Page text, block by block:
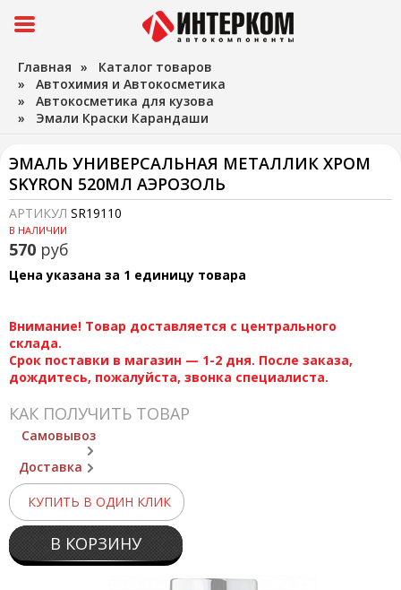
Главная » Каталог товаров
» Автохимия и Автокосметика
» Автокосметика для кузова
» Эмали Краски Карандаши
ЭМАЛЬ УНИВЕРСАЛЬНАЯ МЕТАЛЛИК ХРОМ
SKYRON 520МЛ АЭРОЗОЛЬ
АРТИКУЛ SR19110
В НАЛИЧИИ
570 руб
Цена указана за 1 единицу товара
Внимание! Товар доставляется с центрального
склада.
Срок поставки в магазин — 1-2 дня. После заказа,
дождитесь, пожалуйста, звонка специалиста.
КАК ПОЛУЧИТЬ ТОВАР
Самовывоз
Доставка
КУПИТЬ В ОДИН КЛИК
В КОРЗИНУ